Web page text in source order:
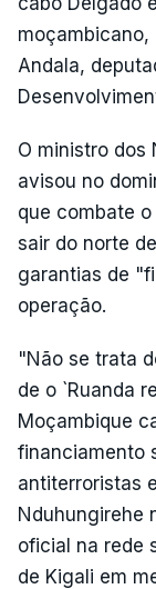
moçambicano,
Andala,
O ministro dos
avisou no
que combate
sair do norte
garantias de
operação.
"Não se trata
de o `Ruanda
Moçambique
financiamento
antiterroristas
Nduhungirehe
oficial na rede
de Kigali em